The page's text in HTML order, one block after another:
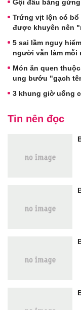
Gội đầu bằng
Trứng vịt lộn có
được khuyên nên
5 sai lầm nguy
người vẫn làm mỗi
Món ăn quen
ung bướu "gạch
3 khung giờ uống
Tin nên đọc